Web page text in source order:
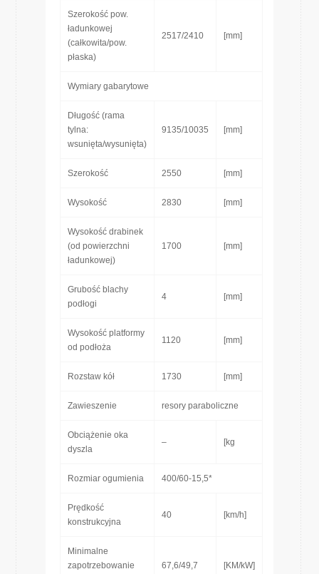
Szerokość pow.
ładunkowej
(całkowita/pow.
płaska)
2517/2410 [mm]
Wymiary gabarytowe
Długość (rama
tylna:
wsunięta/wysunięta)
9135/10035 [mm]
Szerokość 2550 [mm]
Wysokość 2830 [mm]
Wysokość drabinek
(od powierzchni
ładunkowej)
1700 [mm]
Grubość blachy
podłogi
4 [mm]
Wysokość platformy
od podłoża
1120 [mm]
Rozstaw kół 1730 [mm]
Zawieszenie resory paraboliczne
Obciążenie oka
dyszla
– [kg
Rozmiar ogumienia 400/60-15,5*
Prędkość
konstrukcyjna
40 [km/h]
Minimalne
zapotrzebowanie
67,6/49,7 [KM/kW]